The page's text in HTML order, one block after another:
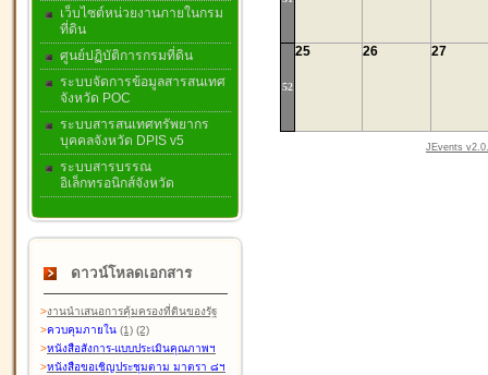
เว็บไซต์หน่วยงานภายในกรม
ที่ดิน
ศูนย์ปฏิบัติการกรมที่ดิน
ระบบจัดการข้อมูลสารสนเทศ
จังหวัด POC
ระบบสารสนเทศทรัพยากร
บุคคลจังหวัด DPIS v5
ระบบสารบรรณ
อิเล็กทรอนิกส์จังหวัด
ดาวน์โหลดเอกสาร
>งานนำเสนอการคุ้มครองที่ดินของรัฐ
>ควบคุมภายใน (1) (2)
>หนังสือสังการ-แบบประเมินคุณภาพฯ
>หนังสือขอเชิญประชุมตาม มาตรา ๘ฯ
52
25 26 27
JEvents